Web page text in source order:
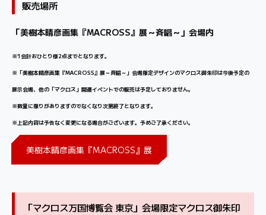
販売場所
「美樹本晴彦画集『MACROSS』展～斉唱～」会場内
※1会計おひとり様2点までとなります。
※「美樹本晴彦画集『MACROSS』展～斉唱～」会場限定デザインのマクロス御朱印は今後予定の
展示会場、他の「マクロス」関連イベントでの販売は予定しておりません。
※数量に限りがありますのでなくなり次第終了となります。
※上記内容は予告なく変更になる場合がございます。予めご了承ください。
美樹本晴彦画集『MACROSS』展
「マクロス万国博覧会 東京」会場限定マクロス御朱印